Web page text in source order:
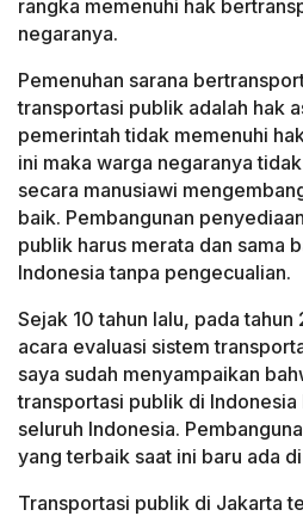
rangka memenuhi hak
negaranya.
Pemenuhan sarana
transportasi publik adalah hak
pemerintah tidak memenuhi
ini maka warga negaranya
secara manusiawi
baik. Pembangunan
publik harus merata dan sama
Indonesia tanpa pengecualian.
Sejak 10 tahun lalu, pada tahun
acara evaluasi sistem
saya sudah menyampaikan
transportasi publik di Indonesia
seluruh Indonesia.
yang terbaik saat ini baru ada
Transportasi publik di Jakarta